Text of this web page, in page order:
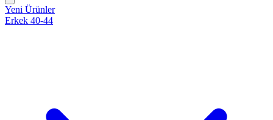
Yeni Ürünler
Erkek 40-44